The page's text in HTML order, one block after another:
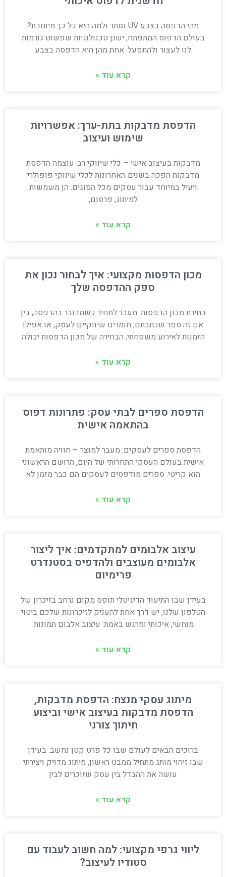
מהי הדפסה בצבע UV נסתר ולמה היא כל כך מיוחדת?
בעולם הדפוס המתפתח, ישנן טכנולוגיות שפשוט גורמות
לנו לעצור ולהתפעל. אחת מהן היא הדפסה בצבע
קרא עוד »
הדפסת מדבקות בתת-ערך: אפשרויות
שימוש ועיצוב
מדבקות בעיצוב אישי – כלי שיווקי רב-עוצמה הדפסת
מדבקות הפכה בשנים האחרונות לכלי שיווקי פופולרי
ויעיל במיוחד עבור עסקים מכל הסוגים. הן משמשות
למיתוג, פרסום,
קרא עוד »
מכון הדפסות מקצועי: איך לבחור נכון את
ספק ההדפסה שלך
בחירת מכון הדפסות: מעבר למחיר כשמדובר בהדפסה, בין
אם זה ספר שכתבתם, חומרים שיווקיים לעסק, או אפילו
הזמנות לאירוע משפחתי, הבחירה של מכון הדפסות יכולה
קרא עוד »
הדפסת ספרים לבתי עסק: פתרונות דפוס
בהתאמה אישית
הדפסת ספרים לעסקים: מעבר למוצר – חוויה מותאמת
אישית בעולם העסקי התחרותי של היום, הרושם הראשוני
הוא קריטי. ספרים מודפסים לעסקים הם כבר מזמן לא
קרא עוד »
עיצוב אלבומים למתקדמים: איך ליצור
אלבומים מעוצבים ולהדפיס בסטנדרט
פרימיום
בעידן שבו התיעוד הדיגיטלי תופס מקום נרחב בזיכרון של
הטלפון שלנו, יש דרך אחת להעניק לזיכרונות שלכם ביטוי
מוחשי, איכותי ומרגש באמת: עיצוב אלבום תמונות.
קרא עוד »
מיתוג עסקי מנצח: הדפסת מדבקות,
הדפסת מדבקות בעיצוב אישי וביצוע
חיתוך צורני
ברוכים הבאים לעולם שבו כל פרט קטן נחשב. בעידן
שבו זיהוי מותג מתחיל ממבט ראשון, מיתוג מדויק ויצירתי
עושה את ההבדל בין עסק שזוכרים לבין
קרא עוד »
ליווי גרפי מקצועי: למה חשוב לעבוד עם
סטודיו לעיצוב?